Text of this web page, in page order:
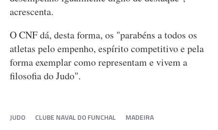
acrescenta.
O CNF dá, desta forma, os "parabéns a todos os
atletas pelo empenho, espírito competitivo e pela
forma exemplar como representam e vivem a
filosofia do Judo".
JUDO CLUBE NAVAL DO FUNCHAL
MADEIRA